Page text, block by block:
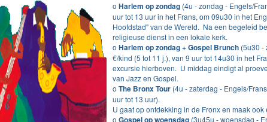
o Harlem op zondag (4u - zondag - Engels/
uur tot 13 uur in het Frans, om 09u30 in het
Hoofdstad" van de Wereld. Na een begeleid
religieuse dienst in een lokale kerk.
o Harlem op zondag + Gospel Brunch (5u30 -
€/kind (5 tot 11 j.), van 9 uur tot 14u30 in het
excursie hierboven. U middag eindigt al
van Jazz en Gospel.
o The Bronx Tour (4u - zaterdag - Engels/
uur tot 13 uur).
U gaat op ontdekking in de Fronx en maak
o
(3u45u - woensdag -